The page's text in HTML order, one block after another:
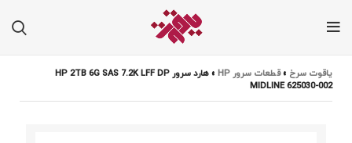
یاقوت سرخ »قطعات سرور HP »
هارد سرور HP 2TB 6G SAS 7.2K LFF DP
MIDLINE 625030-002